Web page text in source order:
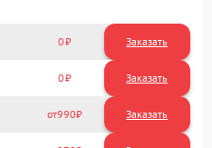
0 Заказать
0 Заказать
990